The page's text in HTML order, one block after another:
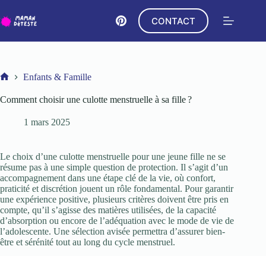
au
contenu
CONTACT
Enfants & Famille
Comment choisir une culotte menstruelle à sa fille ?
1 mars 2025
Le choix d’une culotte menstruelle pour une jeune fille ne se
résume pas à une simple question de protection. Il s’agit d’un
accompagnement dans une étape clé de la vie, où confort,
praticité et discrétion jouent un rôle fondamental. Pour garantir
une expérience positive, plusieurs critères doivent être pris en
compte, qu’il s’agisse des matières utilisées, de la capacité
d’absorption ou encore de l’adéquation avec le mode de vie de
l’adolescente. Une sélection avisée permettra d’assurer bien-
être et sérénité tout au long du cycle menstruel.